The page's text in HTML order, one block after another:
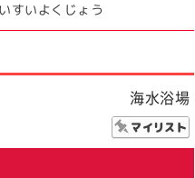
すいよくじょう
海水浴場